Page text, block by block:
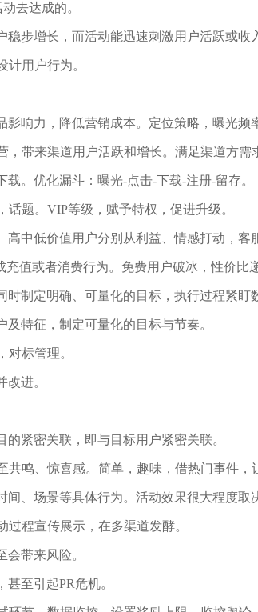
去达成的。
稳步增长，而活动能迅速刺激用户活跃或收
计用户行为。
影响力，降低营销成本。定位策略，曝光频
，带来渠道用户活跃和增长。满足渠道方需
。优化漏斗：曝光-点击-下载-注册-留存。
话题。VIP等级，赋予特权，促进升级。
高中低价值用户分别从利益、情感打动，客
值或者消费行为。免费用户破冰，性价比
时制定明确、可量化的目标，执行过程紧盯
及特征，制定可量化的目标与节奏。
对标管理。
进。
的紧密关联，即与目标用户紧密关联。
共鸣、惊喜感。简单，趣味，借热门事件，
间、场景等具体行为。活动效果很大程度取
过程宣传展示，在多渠道发酵。
会带来风险。
至引起PR危机。